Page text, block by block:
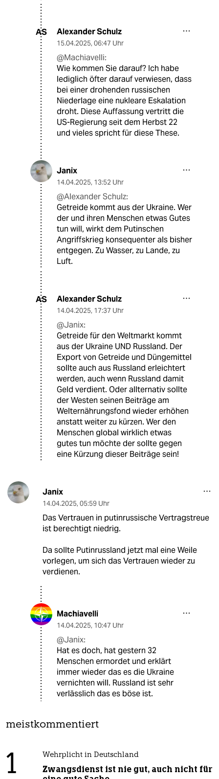
AS Alexander Schulz
15.04.2025, 06:47 Uhr
@Machiavelli:
Wie kommen Sie darauf? Ich habe
lediglich öfter darauf verwiesen, dass
bei einer drohenden russischen
Niederlage eine nukleare Eskalation
droht. Diese Auffassung vertritt die
US-Regierung seit dem Herbst 22
und vieles spricht für diese These.
Janix
14.04.2025, 13:52 Uhr
@Alexander Schulz:
Getreide kommt aus der Ukraine. Wer
der und ihren Menschen etwas Gutes
tun will, wirkt dem Putinschen
Angriffskrieg konsequenter als bisher
entgegen. Zu Wasser, zu Lande, zu
Luft.
AS Alexander Schulz
14.04.2025, 17:37 Uhr
@Janix:
Getreide für den Weltmarkt kommt
aus der Ukraine UND Russland. Der
Export von Getreide und Düngemittel
sollte auch aus Russland erleichtert
werden, auch wenn Russland damit
Geld verdient. Oder allternativ sollte
der Westen seinen Beiträge am
Welternährungsfond wieder erhöhen
anstatt weiter zu kürzen. Wer den
Menschen global wirklich etwas
gutes tun möchte der sollte gegen
eine Kürzung dieser Beiträge sein!
Janix
14.04.2025, 05:59 Uhr
Das Vertrauen in putinrussische Vertragstreue
ist berechtigt niedrig.
Da sollte Putinrussland jetzt mal eine Weile
vorlegen, um sich das Vertrauen wieder zu
verdienen.
Machiavelli
14.04.2025, 10:47 Uhr
@Janix:
Hat es doch, hat gestern 32
Menschen ermordet und erklärt
immer wieder das es die Ukraine
vernichten will. Russland ist sehr
verlässlich das es böse ist.
meistkommentiert
1 Wehrplicht in Deutschland
Zwangsdienst ist nie gut, auch nicht für